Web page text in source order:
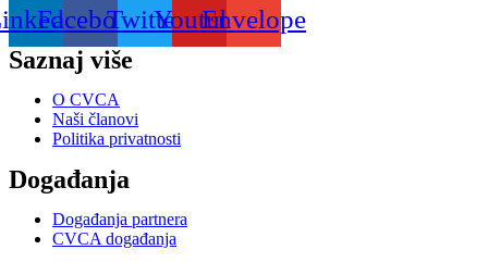
FacebookTwitterYoutubeEnvelope
Saznaj više
O CVCA
Naši članovi
Politika privatnosti
Događanja
Događanja partnera
CVCA događanja